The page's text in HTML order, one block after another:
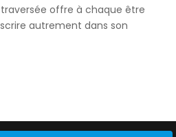
offre à chaque être
autrement dans son